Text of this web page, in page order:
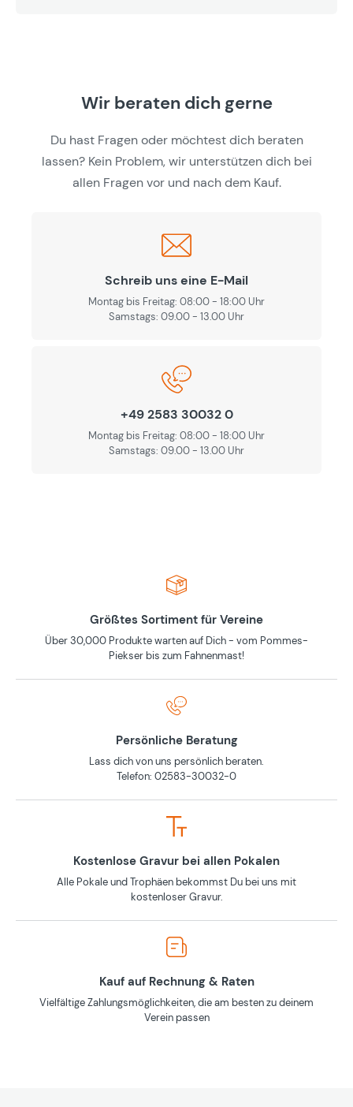
Wir beraten dich gerne
Du hast Fragen oder möchtest dich beraten
lassen? Kein Problem, wir unterstützen dich bei
allen Fragen vor und nach dem Kauf.
Schreib uns eine E-Mail
Montag bis Freitag: 08:00 - 18:00 Uhr
Samstags: 09.00 - 13.00 Uhr
+49 2583 30032 0
Montag bis Freitag: 08:00 - 18:00 Uhr
Samstags: 09.00 - 13.00 Uhr
Größtes Sortiment für Vereine
Über 30,000 Produkte warten auf Dich - vom Pommes-
Piekser bis zum Fahnenmast!
Persönliche Beratung
Lass dich von uns persönlich beraten.
Telefon: 02583-30032-0
Kostenlose Gravur bei allen Pokalen
Alle Pokale und Trophäen bekommst Du bei uns mit
kostenloser Gravur.
Kauf auf Rechnung & Raten
Vielfältige Zahlungsmöglichkeiten, die am besten zu deinem
Verein passen